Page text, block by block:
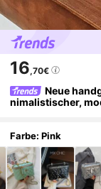
16,70€
Neue
nimalistischer,
Farbe: Pink